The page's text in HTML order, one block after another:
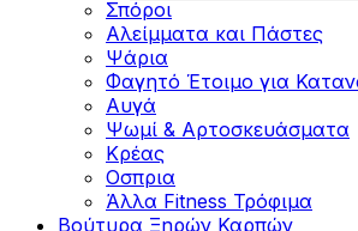
Σπόροι
Αλείμματα και Πάστες
Ψάρια
Φαγητό Έτοιμο για
Αυγά
Ψωμί & Αρτοσκευάσματα
Κρέας
Οσπρια
Άλλα Fitness Τρόφιμα
Βούτυρα Ξηρών Καρπών